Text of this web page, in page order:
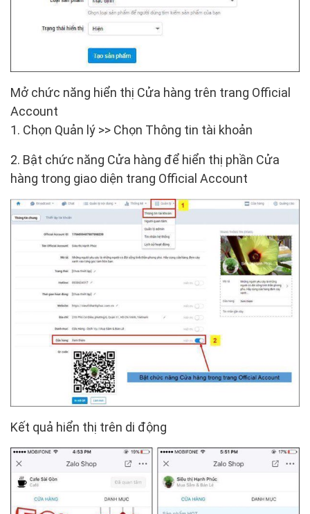
Mở chức năng hiển thị Cửa hàng trên trang Official
Account
1. Chọn Quản lý >> Chọn Thông tin tài khoản
2. Bật chức năng Cửa hàng để hiển thị phần Cửa
hàng trong giao diện trang Official Account
Kết quả hiển thị trên di động